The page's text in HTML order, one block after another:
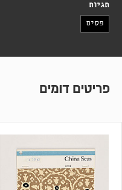
תגיות
פסים
פריטים דומים